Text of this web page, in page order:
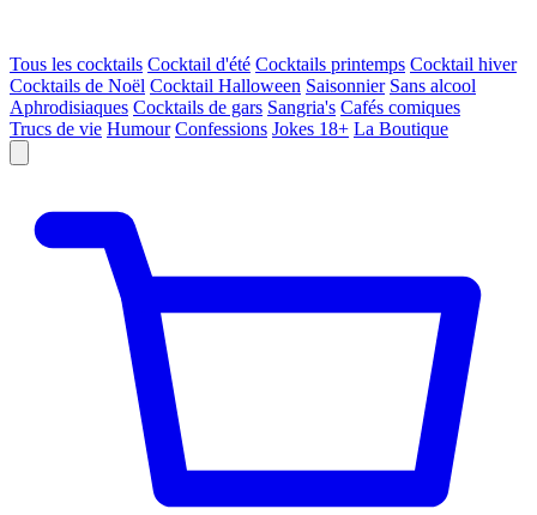
Tous les cocktails Cocktail d'été Cocktails printemps Cocktail hiver
Cocktails de Noël Cocktail Halloween Saisonnier Sans alcool
Aphrodisiaques Cocktails de gars Sangria's Cafés comiques
Trucs de vie Humour Confessions Jokes 18+ La Boutique